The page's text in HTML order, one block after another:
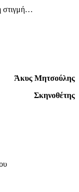
στιγμή…
Άκυς Μητσούλης
Σκηνοθέτης